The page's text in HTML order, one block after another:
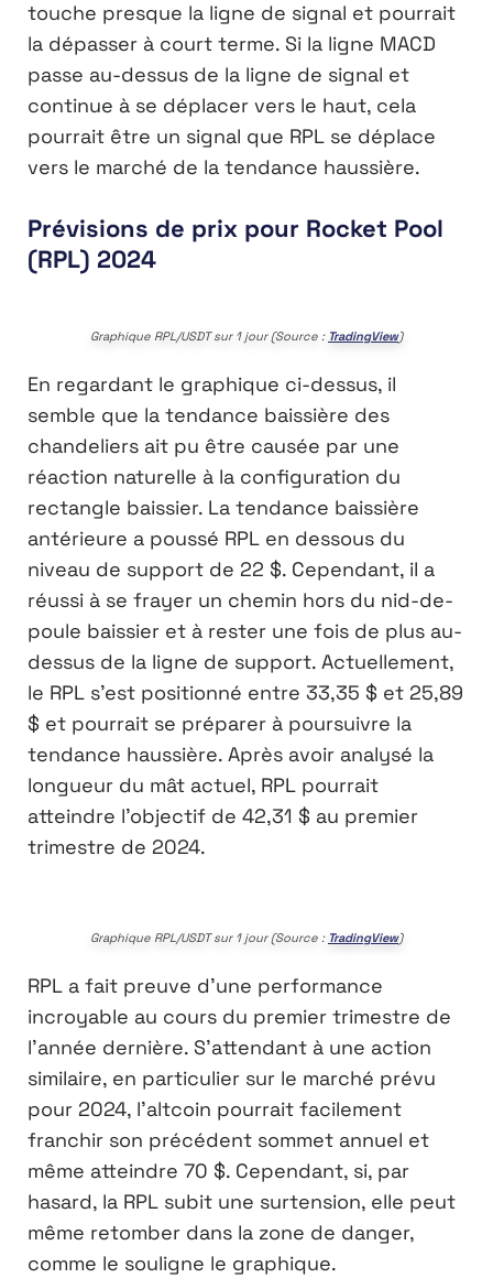
touche presque la ligne de signal et pourrait
la dépasser à court terme. Si la ligne MACD
passe au-dessus de la ligne de signal et
continue à se déplacer vers le haut, cela
pourrait être un signal que RPL se déplace
vers le marché de la tendance haussière.
Prévisions de prix pour Rocket Pool
(RPL) 2024
Graphique RPL/USDT sur 1 jour (Source : TradingView)
En regardant le graphique ci-dessus, il
semble que la tendance baissière des
chandeliers ait pu être causée par une
réaction naturelle à la configuration du
rectangle baissier. La tendance baissière
antérieure a poussé RPL en dessous du
niveau de support de 22 $. Cependant, il a
réussi à se frayer un chemin hors du nid-de-
poule baissier et à rester une fois de plus au-
dessus de la ligne de support. Actuellement,
le RPL s’est positionné entre 33,35 $ et 25,89
$ et pourrait se préparer à poursuivre la
tendance haussière. Après avoir analysé la
longueur du mât actuel, RPL pourrait
atteindre l’objectif de 42,31 $ au premier
trimestre de 2024.
Graphique RPL/USDT sur 1 jour (Source : TradingView)
RPL a fait preuve d’une performance
incroyable au cours du premier trimestre de
l’année dernière. S’attendant à une action
similaire, en particulier sur le marché prévu
pour 2024, l’altcoin pourrait facilement
franchir son précédent sommet annuel et
même atteindre 70 $. Cependant, si, par
hasard, la RPL subit une surtension, elle peut
même retomber dans la zone de danger,
comme le souligne le graphique.